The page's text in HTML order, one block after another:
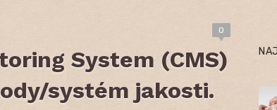
0
System (CMS)
systém jakosti.